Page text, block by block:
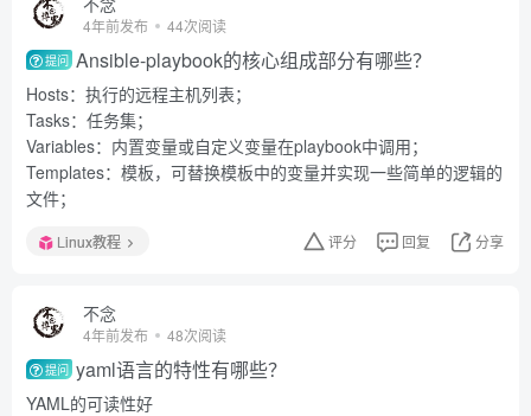
4年前发布 44次阅读
提问 Ansible-playbook的核心组成部分有哪些？
Hosts：执行的远程主机列表；
Tasks：任务集；
Variables：内置变量或自定义变量在playbook中调用；
Templates：模板，可替换模板中的变量并实现一些简单的逻辑的
文件；
Linux教程 评分 回复 分享
不念
4年前发布 48次阅读
提问 yaml语言的特性有哪些？
YAML的可读性好